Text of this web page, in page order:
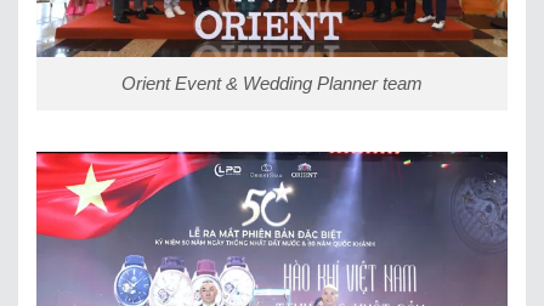
Orient Event & Wedding Planner team